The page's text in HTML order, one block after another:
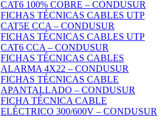
CAT6 100% COBRE – CONDUSUR
FICHAS TÉCNICAS CABLES UTP
CAT5E CCA – CONDUSUR
FICHAS TÉCNICAS CABLES UTP
CAT6 CCA – CONDUSUR
FICHAS TÉCNICAS CABLES
ALARMA 4X22 – CONDUSUR
FICHAS TÉCNICAS CABLE
APANTALLADO – CONDUSUR
FICHA TÉCNICA CABLE
ELÉCTRICO 300/600V – CONDUSUR